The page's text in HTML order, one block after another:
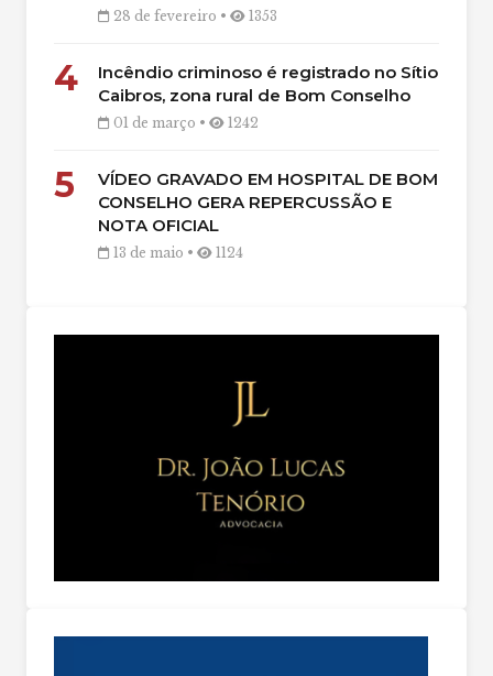
28 de fevereiro • 1353
4
Incêndio criminoso é registrado no Sítio
Caibros, zona rural de Bom Conselho
01 de março • 1242
5
VÍDEO GRAVADO EM HOSPITAL DE BOM
CONSELHO GERA REPERCUSSÃO E
NOTA OFICIAL
13 de maio • 1124